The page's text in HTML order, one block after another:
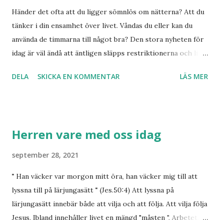
Gud i Andens nya liv Lev i Andens nya, Andens nya liv. Är
detta vår glädje, att leva i Andens nya liv? Säger det "ja" Och
"Amen" i ditt hjärta? Är detta en levande verklighet?
Herren med oss I striden!
Händer det ofta att du ligger sömnlös om nätterna? Att du
tänker i din ensamhet över livet. Våndas du eller kan du
använda de timmarna till något bra? Den stora nyheten för
idag är väl ändå att äntligen släpps restriktionerna och livet
epidemin slog ut. Trots att det inte är mer än ett och ett
annan händelse. Estonia-katastrofen. En tragedi som aldrig
egentligen? Ligger du sömnlös kan du tänka över dylika
frågor, händelser och möjligheter. Världen går vidare
närmare avslutningen i tidens afton. Vad kommer att ske?
Flera katastrofer? Vi vet inte det, vi kan endast ana. Vi får
DELA SKICKA EN KOMMENTAR LÄS MER
Herren vare med oss idag
september 28, 2021
" Han väcker var morgon mitt öra, han väcker mig till att
lyssna till på lärjungasätt " (Jes.50:4) Att lyssna på
lärjungasätt innebär både att vilja och att följa. Att vilja följa
Jesus. Ibland innehåller livet en mängd "måsten ". Arbetet,